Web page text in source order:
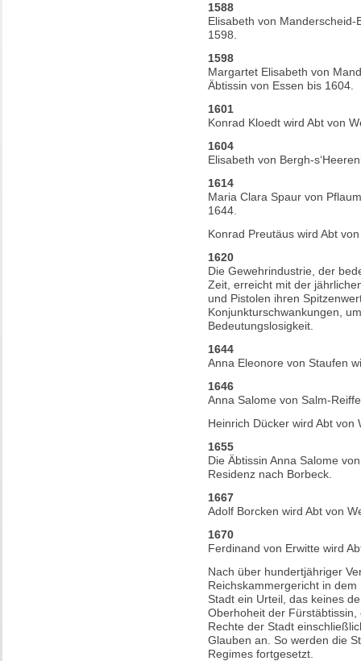
1588
Elisabeth von
1598.
1598
Margartet Elisabeth von
Äbtissin von Essen bis 1604.
1601
Konrad Kloedt wird Abt von
1604
Elisabeth von Bergh-
1614
Maria Clara Spaur von
1644.
Konrad Preutäus wird Abt
1620
Die Gewehrindustrie, der
Zeit, erreicht mit der
und Pistolen ihren
Konjunkturschwankungen,
Bedeutungslosigkeit.
1644
Anna Eleonore von Staufen
1646
Anna Salome von Salm-
Heinrich Dücker wird Abt von
1655
Die Äbtissin Anna Salome
Residenz nach Borbeck.
1667
Adolf Borcken wird Abt von
1670
Ferdinand von Erwitte wird
Nach über hundertjähriger
Reichskammergericht in
Stadt ein Urteil, das keines
Oberhoheit der
Rechte der Stadt
Glauben an. So werden die
Regimes fortgesetzt.